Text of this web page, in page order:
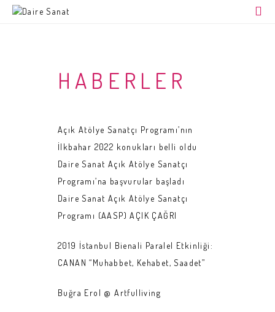
ANA SAYFA
HABERLER
Açık Atölye Sanatçı Programı’nın
İlkbahar 2022 konukları belli oldu
Daire Sanat Açık Atölye Sanatçı
Programı’na başvurular başladı
Daire Sanat Açık Atölye Sanatçı
Programı (AASP) AÇIK ÇAĞRI
2019 İstanbul Bienali Paralel Etkinliği :
CANAN “Muhabbet, Kehabet, Saadet”
Buğra Erol @ Artfulliving